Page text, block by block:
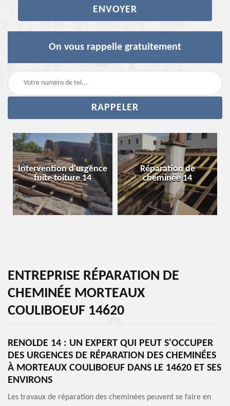
On vous rappelle gratuitement
Intervention d'urgence
fuite toiture 14
Réparation de
cheminée 14
ENTREPRISE RÉPARATION DE
CHEMINÉE MORTEAUX
COULIBOEUF 14620
RENOLDE 14 : UN EXPERT QUI PEUT S'OCCUPER
DES URGENCES DE RÉPARATION DES CHEMINÉES
À MORTEAUX COULIBOEUF DANS LE 14620 ET SES
ENVIRONS
Les travaux de réparation des cheminées peuvent se faire en